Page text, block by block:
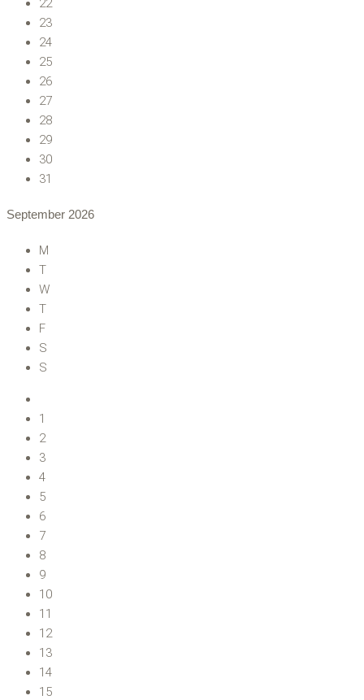
22
23
24
25
26
27
28
29
30
31
September 2026
M
T
W
T
F
S
S
1
2
3
4
5
6
7
8
9
10
11
12
13
14
15